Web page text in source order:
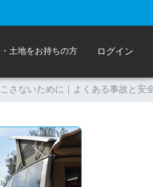
土地をお持ちの方 ログイン
さないために｜よくある事故と安